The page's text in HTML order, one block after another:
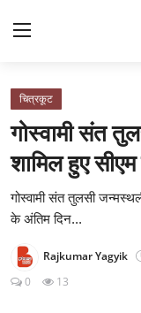
Contact
प्रमुख ख़बर
राज्य
चित्रकूट
गोस्वामी संत
शामिल हुए
गोस्वामी संत तुलसी
के अंतिम दिन...
Rajkumar Yagyik
0
13